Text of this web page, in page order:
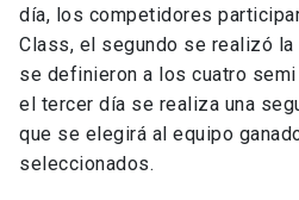
día, los competidores
Class, el segundo se realizó
se definieron a los cuatro
el tercer día se realiza una
que se elegirá al equipo
seleccionados.